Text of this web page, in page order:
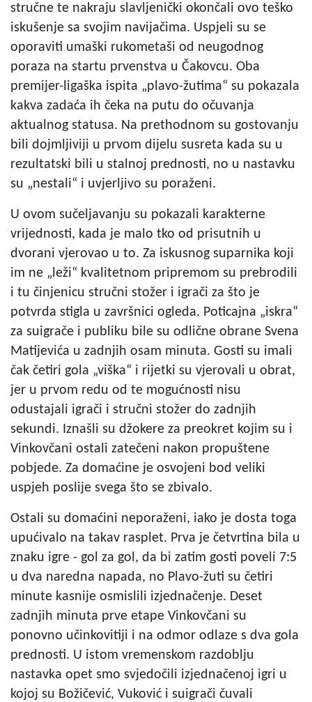
stručne te nakraju slavljenički okončali ovo teško
iskušenje sa svojim navijačima. Uspjeli su se
oporaviti umaški rukometaši od neugodnog
poraza na startu prvenstva u Čakovcu. Oba
premijer-ligaška ispita „plavo-žutima“ su pokazala
kakva zadaća ih čeka na putu do očuvanja
aktualnog statusa. Na prethodnom su gostovanju
bili dojmljiviji u prvom dijelu susreta kada su u
rezultatski bili u stalnoj prednosti, no u nastavku
su „nestali“ i uvjerljivo su poraženi.
U ovom sučeljavanju su pokazali karakterne
vrijednosti, kada je malo tko od prisutnih u
dvorani vjerovao u to. Za iskusnog suparnika koji
im ne „leži“ kvalitetnom pripremom su prebrodili
i tu činjenicu stručni stožer i igrači za što je
potvrda stigla u završnici ogleda. Poticajna „iskra“
za suigrače i publiku bile su odlične obrane Svena
Matijevića u zadnjih osam minuta. Gosti su imali
čak četiri gola „viška“ i rijetki su vjerovali u obrat,
jer u prvom redu od te mogućnosti nisu
odustajali igrači i stručni stožer do zadnjih
sekundi. Iznašli su džokere za preokret kojim su i
Vinkovčani ostali zatečeni nakon propuštene
pobjede. Za domaćine je osvojeni bod veliki
uspjeh poslije svega što se zbivalo.
Ostali su domaćini neporaženi, iako je dosta toga
upućivalo na takav rasplet. Prva je četvrtina bila u
znaku igre - gol za gol, da bi zatim gosti poveli 7:5
u dva naredna napada, no Plavo-žuti su četiri
minute kasnije osmislili izjednačenje. Deset
zadnjih minuta prve etape Vinkovčani su
ponovno učinkovitiji i na odmor odlaze s dva gola
prednosti. U istom vremenskom razdoblju
nastavka opet smo svjedočili izjednačenoj igri u
kojoj su Božičević, Vuković i suigrači čuvali